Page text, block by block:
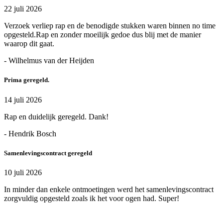
22 juli 2026
Verzoek verliep rap en de benodigde stukken waren binnen no time
opgesteld.Rap en zonder moeilijk gedoe dus blij met de manier
waarop dit gaat.
- Wilhelmus van der Heijden
Prima geregeld.
14 juli 2026
Rap en duidelijk geregeld. Dank!
- Hendrik Bosch
Samenlevingscontract geregeld
10 juli 2026
In minder dan enkele ontmoetingen werd het samenlevingscontract
zorgvuldig opgesteld zoals ik het voor ogen had. Super!